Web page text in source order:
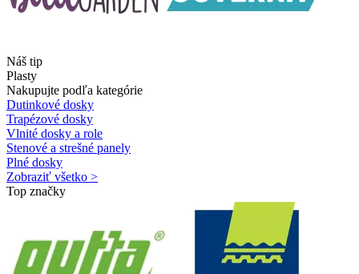
Náš tip
Plasty
Nakupujte podľa kategórie
Dutinkové dosky
Trapézové dosky
Vlnité dosky a role
Stenové a strešné panely
Plné dosky
Zobraziť všetko >
Top značky